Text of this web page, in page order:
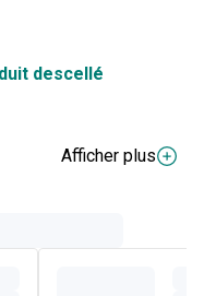
descellé
Afficher plus